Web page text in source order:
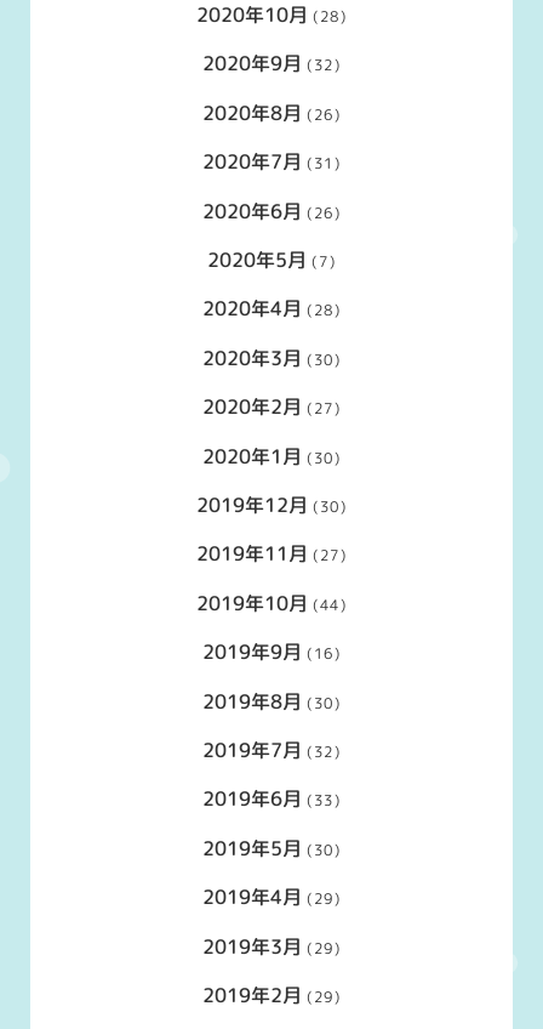
2020年10月 (28)
2020年9月 (32)
2020年8月 (26)
2020年7月 (31)
2020年6月 (26)
2020年5月 (7)
2020年4月 (28)
2020年3月 (30)
2020年2月 (27)
2020年1月 (30)
2019年12月 (30)
2019年11月 (27)
2019年10月 (44)
2019年9月 (16)
2019年8月 (30)
2019年7月 (32)
2019年6月 (33)
2019年5月 (30)
2019年4月 (29)
2019年3月 (29)
2019年2月 (29)